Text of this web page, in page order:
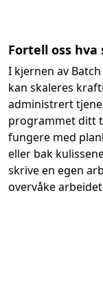
Fortell oss
I kjernen av
kan skaleres
administrert
programmet ditt
fungere med
eller bak
skrive en egen
overvåke